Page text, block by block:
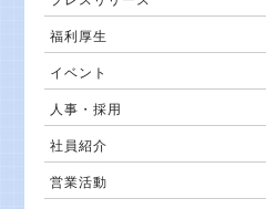
福利厚生
イベント
人事・採用
社員紹介
営業活動